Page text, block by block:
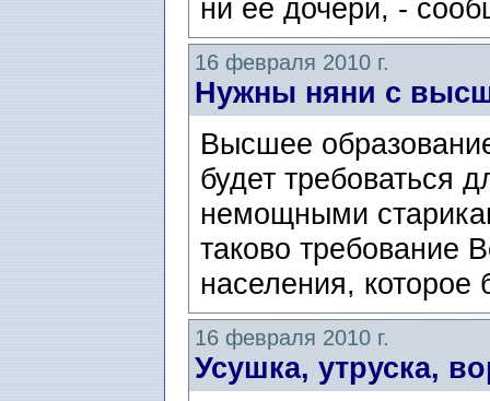
ни ее дочери, -
16 февраля 2010 г.
Нужны няни с
Высшее
будет требоваться
немощными
таково требование
населения, которое
16 февраля 2010 г.
Усушка, утруска,